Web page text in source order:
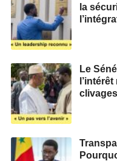
la
Le
clivages